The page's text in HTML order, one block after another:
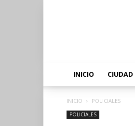
INICIO CIUDAD
INICIO POLICIALES
POLICIALES